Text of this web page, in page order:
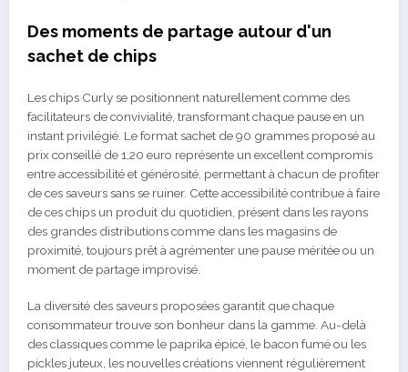
Des moments de partage autour d'un
sachet de chips
Les chips Curly se positionnent naturellement comme des
facilitateurs de convivialité, transformant chaque pause en un
instant privilégié. Le format sachet de 90 grammes proposé au
prix conseillé de 1,20 euro représente un excellent compromis
entre accessibilité et générosité, permettant à chacun de profiter
de ces saveurs sans se ruiner. Cette accessibilité contribue à faire
de ces chips un produit du quotidien, présent dans les rayons
des grandes distributions comme dans les magasins de
proximité, toujours prêt à agrémenter une pause méritée ou un
moment de partage improvisé.
La diversité des saveurs proposées garantit que chaque
consommateur trouve son bonheur dans la gamme. Au-delà
des classiques comme le paprika épicé, le bacon fumé ou les
pickles juteux, les nouvelles créations viennent régulièrement